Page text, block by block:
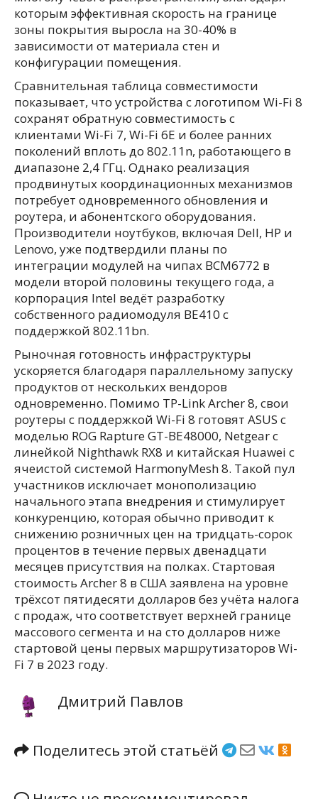
которым эффективная скорость на границе
зоны покрытия выросла на 30-40% в
зависимости от материала стен и
конфигурации помещения.
Сравнительная таблица совместимости
показывает, что устройства с логотипом Wi-Fi 8
сохранят обратную совместимость с
клиентами Wi-Fi 7, Wi-Fi 6E и более ранних
поколений вплоть до 802.11n, работающего в
диапазоне 2,4 ГГц. Однако реализация
продвинутых координационных механизмов
потребует одновременного обновления и
роутера, и абонентского оборудования.
Производители ноутбуков, включая Dell, HP и
Lenovo, уже подтвердили планы по
интеграции модулей на чипах BCM6772 в
модели второй половины текущего года, а
корпорация Intel ведёт разработку
собственного радиомодуля BE410 с
поддержкой 802.11bn.
Рыночная готовность инфраструктуры
ускоряется благодаря параллельному запуску
продуктов от нескольких вендоров
одновременно. Помимо TP-Link Archer 8, свои
роутеры с поддержкой Wi-Fi 8 готовят ASUS с
моделью ROG Rapture GT-BE48000, Netgear с
линейкой Nighthawk RX8 и китайская Huawei с
ячеистой системой HarmonyMesh 8. Такой пул
участников исключает монополизацию
начального этапа внедрения и стимулирует
конкуренцию, которая обычно приводит к
снижению розничных цен на тридцать-сорок
процентов в течение первых двенадцати
месяцев присутствия на полках. Стартовая
стоимость Archer 8 в США заявлена на уровне
трёхсот пятидесяти долларов без учёта налога
с продаж, что соответствует верхней границе
массового сегмента и на сто долларов ниже
стартовой цены первых маршрутизаторов Wi-
Fi 7 в 2023 году.
Дмитрий Павлов
Поделитесь этой статьёй